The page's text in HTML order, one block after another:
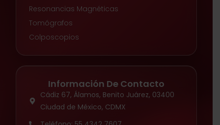
Resonancias Magnéticas
Tomógrafos
Colposcopios
Información De Contacto
Cádiz 67, Álamos, Benito Juárez, 03400
Ciudad de México, CDMX